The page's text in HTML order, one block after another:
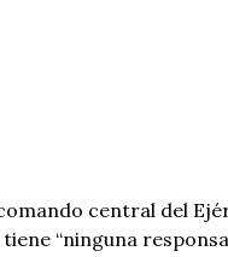
central del
“ninguna